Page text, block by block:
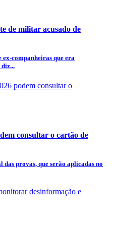
de militar acusado de
ex-companheiras que era
diz...
consultar o cartão de
provas, que serão aplicadas no